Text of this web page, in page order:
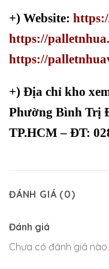
+) Website:
https://
https://
+) Địa chỉ kho
Phường Bình Trị
TP.HCM – ĐT:
ĐÁNH GIÁ (0)
Đánh giá
Chưa có đánh giá nào.